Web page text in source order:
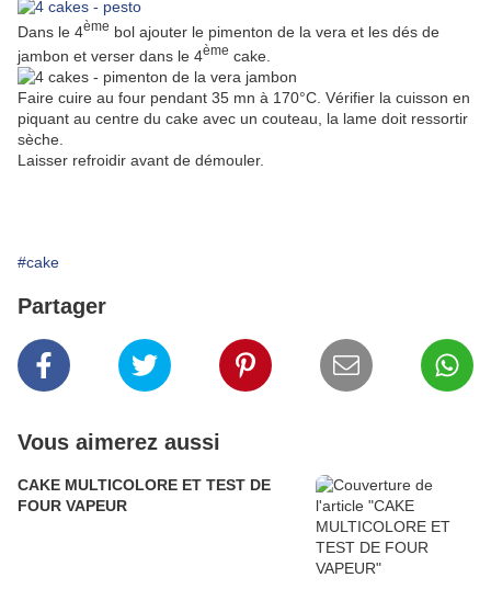
Dans le 4ème bol ajouter le pimenton de la vera et les dés de
jambon et verser dans le 4ème cake.
Faire cuire au four pendant 35 mn à 170°C. Vérifier la cuisson en
piquant au centre du cake avec un couteau, la lame doit ressortir
sèche.
Laisser refroidir avant de démouler.
#cake
Partager
Vous aimerez aussi
CAKE MULTICOLORE ET TEST DE
FOUR VAPEUR